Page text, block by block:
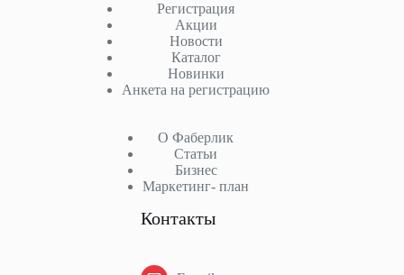
Регистрация
Акции
Новости
Каталог
Новинки
Анкета на регистрацию
О Фаберлик
Статьи
Бизнес
Маркетинг- план
Контакты